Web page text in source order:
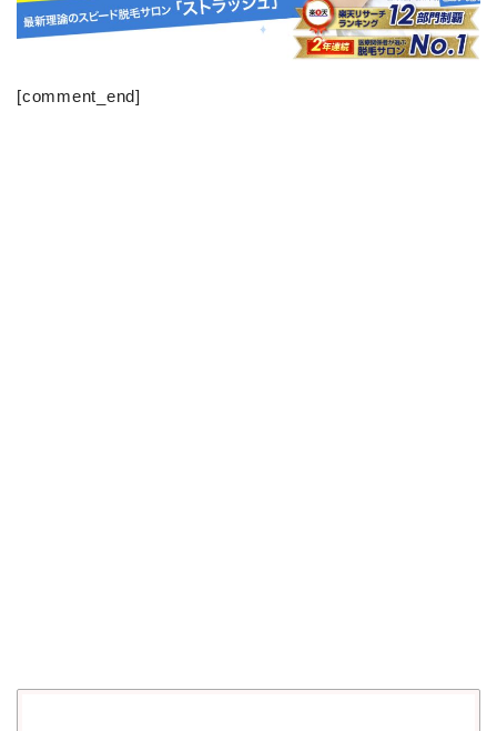
[comment_end]